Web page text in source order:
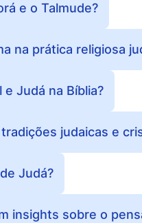
e o Talmude?
na prática religiosa
Judá na Bíblia?
judaicas e
Judá?
insights sobre o